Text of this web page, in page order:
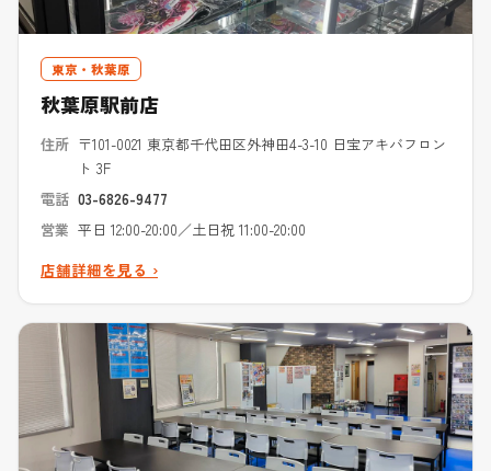
東京・秋葉原
秋葉原駅前店
住所 〒101-0021 東京都千代田区外神田4-3-10 日宝アキバフロン
ト 3F
電話 03-6826-9477
営業 平日 12:00-20:00／土日祝 11:00-20:00
店舗詳細を見る ›